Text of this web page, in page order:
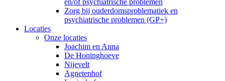
en/of psychiatrische problemen
Zorg bij ouderdomsproblematiek en
psychiatrische problemen (GP+)
Locaties
Onze locaties
Joachim en Anna
De Honinghoeve
Nijevelt
Agnetenhof